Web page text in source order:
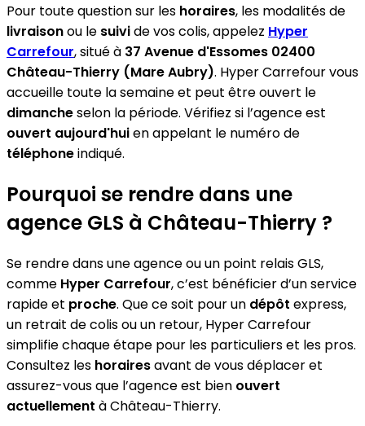
Pour toute question sur les horaires, les modalités de
livraisonou le suivide vos colis, appelez Hyper
Carrefour, situé à 37 Avenue d'Essomes 02400
Château-Thierry (Mare Aubry). Hyper Carrefour vous
accueille toute la semaine et peut être ouvert le
dimancheselon la période. Vérifiez si l’agence est
ouvert aujourd'huien appelant le numéro de
téléphoneindiqué.
Pourquoi se rendre dans une
agence GLS à Château-Thierry ?
Se rendre dans une agence ou un point relais GLS,
comme Hyper Carrefour, c’est bénéficier d’un service
rapide et proche. Que ce soit pour un dépôt express,
un retrait de colis ou un retour, Hyper Carrefour
simplifie chaque étape pour les particuliers et les pros.
Consultez les horairesavant de vous déplacer et
assurez-vous que l’agence est bien ouvert
actuellement à Château-Thierry.